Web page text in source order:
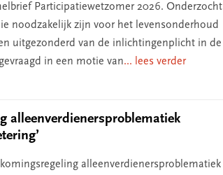
Participatiewetzomer 2026. Onderzocht
noodzakelijk zijn voor het levensonderhoud
uitgezonderd van de inlichtingenplicht in de
in een motie van... lees verder
alleenverdienersproblematiek
alleenverdienersproblematiek